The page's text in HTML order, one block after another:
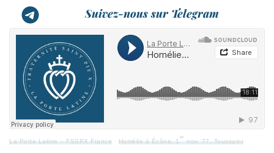
Suivez-nous sur Telegram
La Porte Latine – FSSPX France · Homélie à Écône, 1
er
nov. 77, Toussaint